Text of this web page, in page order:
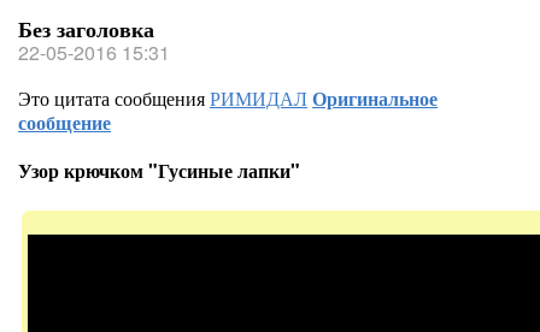
Без заголовка
22-05-2016 15:31
Это цитата сообщенияРИМИДАЛОригинальное
сообщение
Узор крючком "Гусиные лапки"